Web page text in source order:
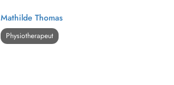
Mathilde Thomas
Physiotherapeut